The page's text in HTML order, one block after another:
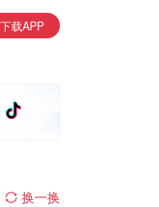
下载APP
换一换